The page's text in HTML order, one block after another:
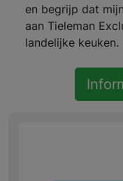
en begrijp dat
aan Tieleman
landelijke keuken.